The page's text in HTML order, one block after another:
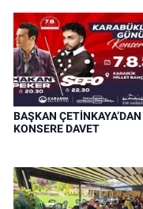
BAŞKAN ÇETİNKAYA’DAN
KONSERE DAVET